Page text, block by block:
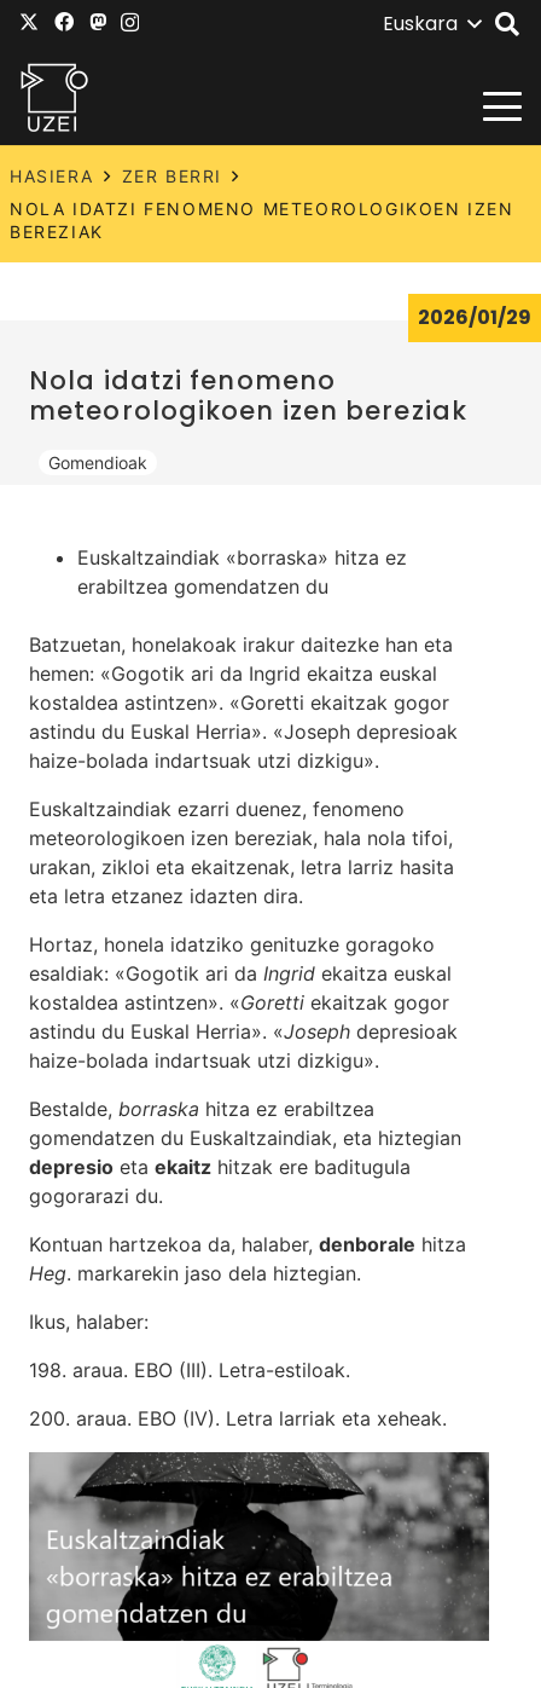
Euskara
HASIERA
ZER BERRI
NOLA IDATZI FENOMENO METEOROLOGIKOEN IZEN
BEREZIAK
Nola idatzi fenomeno
meteorologikoen izen bereziak
Gomendioak
2026/01/29
Euskaltzaindiak «borraska» hitza ez
erabiltzea gomendatzen du
Batzuetan, honelakoak irakur daitezke han eta
hemen: «Gogotik ari da Ingrid ekaitza euskal
kostaldea astintzen». «Goretti ekaitzak gogor
astindu du Euskal Herria». «Joseph depresioak
haize-bolada indartsuak utzi dizkigu».
Euskaltzaindiak ezarri duenez, fenomeno
meteorologikoen izen bereziak, hala nola tifoi,
urakan, zikloi eta ekaitzenak, letra larriz hasita
eta letra etzanez idazten dira.
Hortaz, honela idatziko genituzke goragoko
esaldiak: «Gogotik ari da Ingrid ekaitza euskal
kostaldea astintzen». «Goretti ekaitzak gogor
astindu du Euskal Herria». «Joseph depresioak
haize-bolada indartsuak utzi dizkigu».
Bestalde, borraska hitza ez erabiltzea
gomendatzen du Euskaltzaindiak, eta hiztegian
depresio eta ekaitz hitzak ere baditugula
gogorarazi du.
Kontuan hartzekoa da, halaber, denborale hitza
Heg. markarekin jaso dela hiztegian.
Ikus, halaber:
198. araua. EBO (III). Letra-estiloak.
200. araua. EBO (IV). Letra larriak eta xeheak.